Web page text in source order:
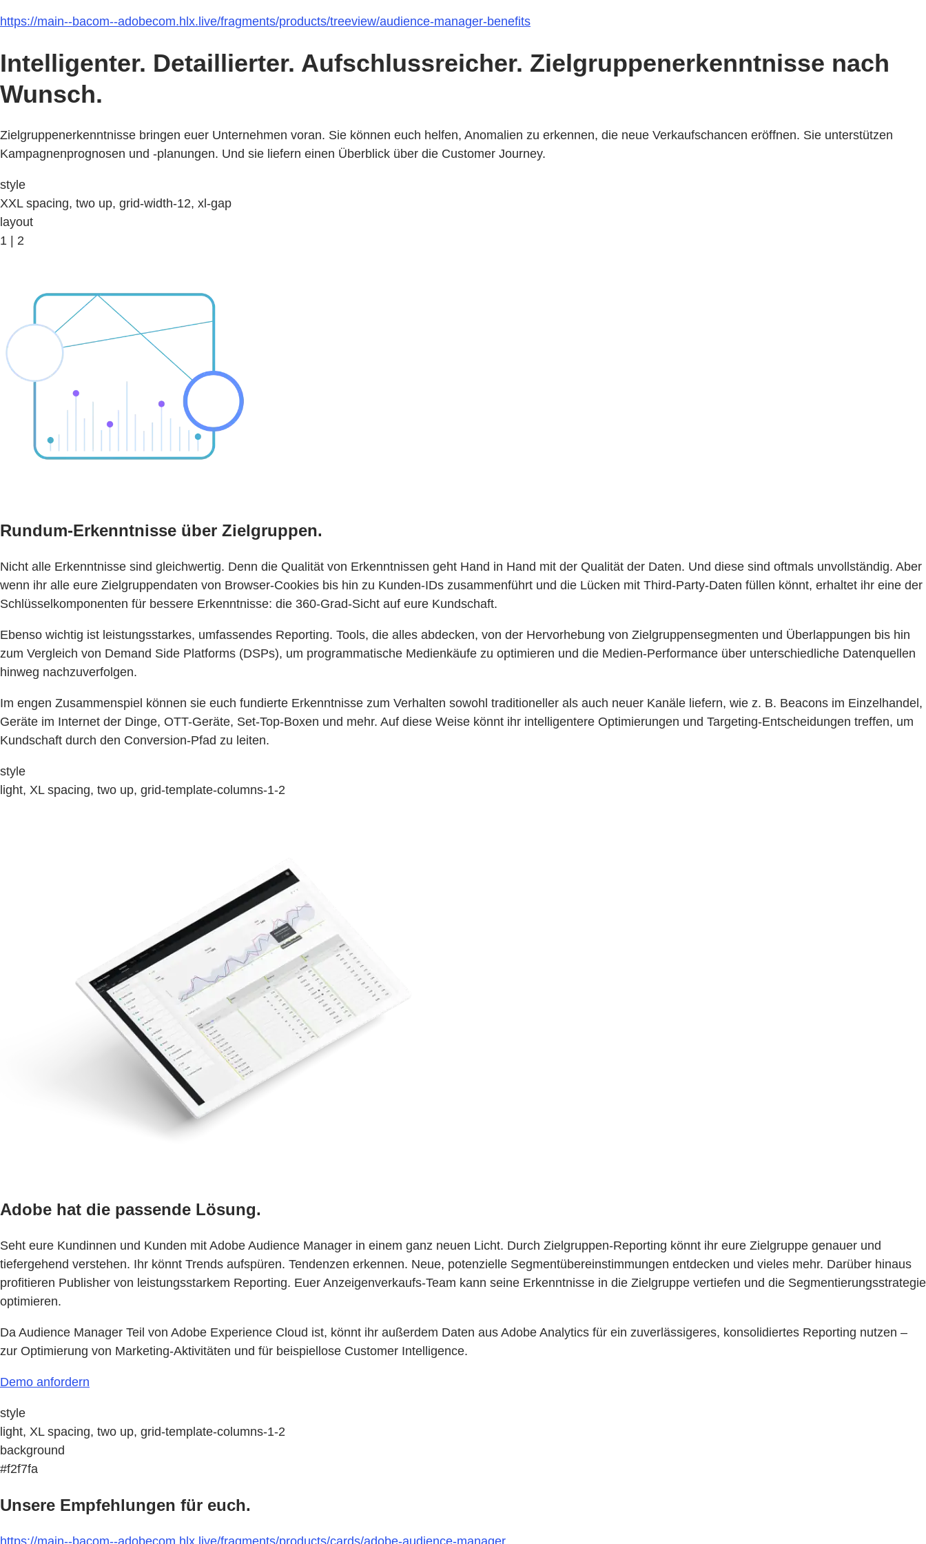
https://main--bacom--adobecom.hlx.live/fragments/products/treeview/audience-manager-benefits
Intelligenter. Detaillierter. Aufschlussreicher. Zielgruppenerkenntnisse nach
Wunsch.
Zielgruppenerkenntnisse bringen euer Unternehmen voran. Sie können euch helfen, Anomalien zu erkennen, die neue Verkaufschancen eröffnen. Sie unterstützen
Kampagnenprognosen und -planungen. Und sie liefern einen Überblick über die Customer Journey.
style
XXL spacing, two up, grid-width-12, xl-gap
layout
1 | 2
Rundum-Erkenntnisse über Zielgruppen.
Nicht alle Erkenntnisse sind gleichwertig. Denn die Qualität von Erkenntnissen geht Hand in Hand mit der Qualität der Daten. Und diese sind oftmals unvollständig. Aber
wenn ihr alle eure Zielgruppendaten von Browser-Cookies bis hin zu Kunden-IDs zusammenführt und die Lücken mit Third-Party-Daten füllen könnt, erhaltet ihr eine der
Schlüsselkomponenten für bessere Erkenntnisse: die 360-Grad-Sicht auf eure Kundschaft.
Ebenso wichtig ist leistungsstarkes, umfassendes Reporting. Tools, die alles abdecken, von der Hervorhebung von Zielgruppensegmenten und Überlappungen bis hin
zum Vergleich von Demand Side Platforms (DSPs), um programmatische Medienkäufe zu optimieren und die Medien-Performance über unterschiedliche Datenquellen
hinweg nachzuverfolgen.
Im engen Zusammenspiel können sie euch fundierte Erkenntnisse zum Verhalten sowohl traditioneller als auch neuer Kanäle liefern, wie z. B. Beacons im Einzelhandel,
Geräte im Internet der Dinge, OTT-Geräte, Set-Top-Boxen und mehr. Auf diese Weise könnt ihr intelligentere Optimierungen und Targeting-Entscheidungen treffen, um
Kundschaft durch den Conversion-Pfad zu leiten.
style
light, XL spacing, two up, grid-template-columns-1-2
Adobe hat die passende Lösung.
Seht eure Kundinnen und Kunden mit Adobe Audience Manager in einem ganz neuen Licht. Durch Zielgruppen-Reporting könnt ihr eure Zielgruppe genauer und
tiefergehend verstehen. Ihr könnt Trends aufspüren. Tendenzen erkennen. Neue, potenzielle Segmentübereinstimmungen entdecken und vieles mehr. Darüber hinaus
profitieren Publisher von leistungsstarkem Reporting. Euer Anzeigenverkaufs-Team kann seine Erkenntnisse in die Zielgruppe vertiefen und die Segmentierungsstrategie
optimieren.
Da Audience Manager Teil von Adobe Experience Cloud ist, könnt ihr außerdem Daten aus Adobe Analytics für ein zuverlässigeres, konsolidiertes Reporting nutzen –
zur Optimierung von Marketing-Aktivitäten und für beispiellose Customer Intelligence.
Demo anfordern
style
light, XL spacing, two up, grid-template-columns-1-2
background
#f2f7fa
Unsere Empfehlungen für euch.